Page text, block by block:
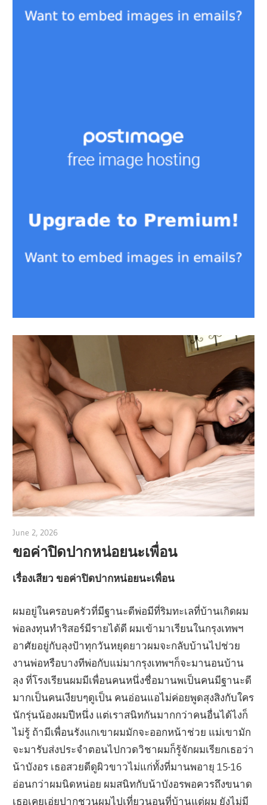
June 2, 2026
ขอค่าปิดปากหน่อยนะเพื่อน
เรื่องเสียว ขอค่าปิดปากหน่อยนะเพื่อน
ผมอยู่ในครอบครัวที่มีฐานะดีพ่อมีที่ริมทะเลที่บ้านเกิดผม
พ่อลงทุนทำริสอร์มีรายได้ดี ผมเข้ามาเรียนในกรุงเทพฯ
อาศัยอยู่กับลุงป้าทุกวันหยุดยาวผมจะกลับบ้านไปช่วย
งานพ่อหรือบางทีพ่อกับแม่มากรุงเทพฯก็จะมานอนบ้าน
ลุง ที่โรงเรียนผมมีเพื่อนคนหนึ่งชื่อมานพเป็นคนมีฐานะดี
มากเป็นคนเงียบๆดูเป็น คนอ่อนแอไม่ค่อยพูดสุงสิงกับใคร
นักรุ่นน้องผมปีหนึ่ง แต่เราสนิทกันมากกว่าคนอื่นได้ไงก็
ไม่รู้ ถ้ามีเพื่อนรังแกเขาผมมักจะออกหน้าช่วย แม่เขามัก
จะมารับส่งประจำตอนไปกวดวิชาผมก็รู้จักผมเรียกเธอว่า
น้าบังอร เธอสวยดีดูผิวขาวไม่แก่ทั้งที่มานพอายุ 15-16
อ่อนกว่าผมนิดหน่อย ผมสนิทกับน้าบังอรพอควรถึงขนาด
เธอเคยเอ่ยปากชวนผมไปเที่ยวนอนที่บ้านแต่ผม ยังไม่มี